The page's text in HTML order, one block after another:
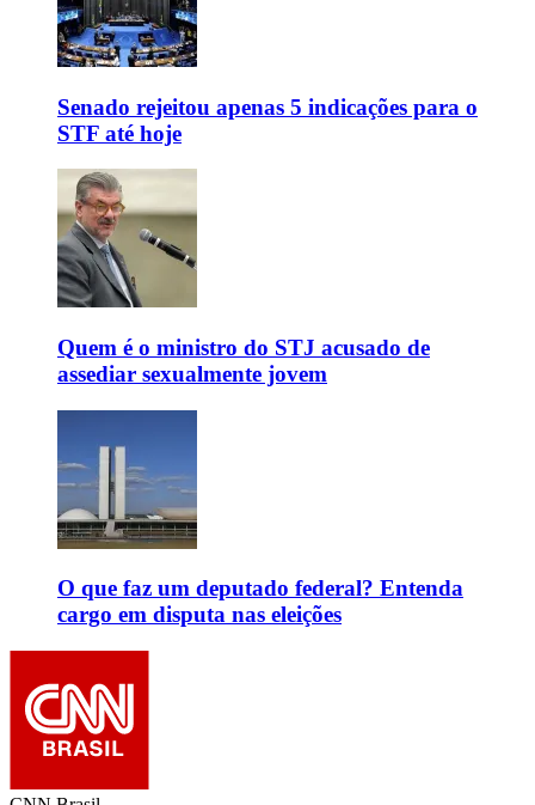
Senado rejeitou apenas 5 indicações para o
STF até hoje
Quem é o ministro do STJ acusado de
assediar sexualmente jovem
O que faz um deputado federal? Entenda
cargo em disputa nas eleições